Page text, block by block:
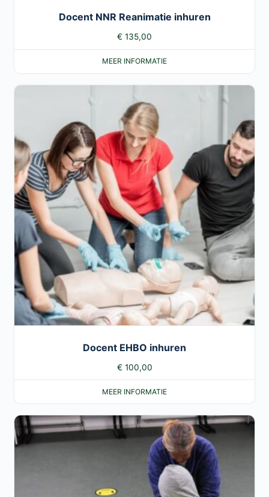
Docent NNR Reanimatie inhuren
€ 135,00
MEER INFORMATIE
Docent EHBO inhuren
€ 100,00
MEER INFORMATIE